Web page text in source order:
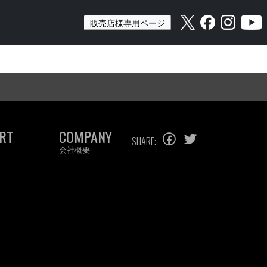
販売店様専用ページ
COMPANY
会社概要
SHARE: